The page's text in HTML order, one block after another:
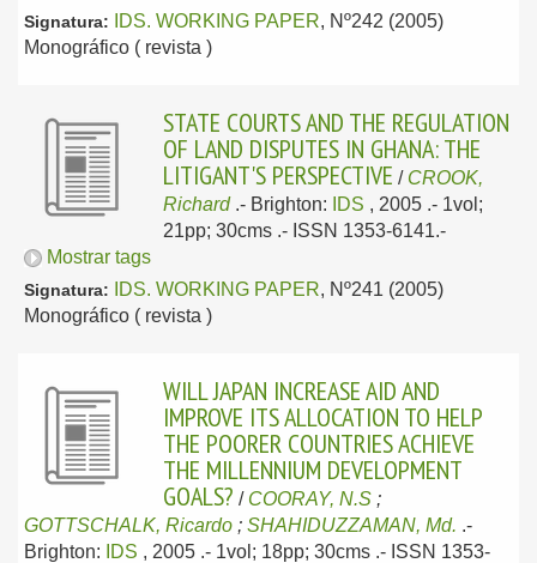
Signatura: IDS. WORKING PAPER, Nº242 (2005)
Monográfico ( revista )
STATE COURTS AND THE REGULATION
OF LAND DISPUTES IN GHANA: THE
LITIGANT'S PERSPECTIVE / CROOK,
Richard .- Brighton: IDS , 2005 .- 1vol;
21pp; 30cms .- ISSN 1353-6141.-
Mostrar tags
Signatura: IDS. WORKING PAPER, Nº241 (2005)
Monográfico ( revista )
WILL JAPAN INCREASE AID AND
IMPROVE ITS ALLOCATION TO HELP
THE POORER COUNTRIES ACHIEVE
THE MILLENNIUM DEVELOPMENT
GOALS? / COORAY, N.S ;
GOTTSCHALK, Ricardo ; SHAHIDUZZAMAN, Md. .-
Brighton:
IDS , 2005 .- 1vol; 18pp; 30cms .- ISSN 1353-